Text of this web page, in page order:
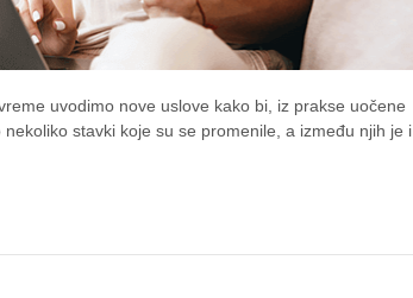
uvodimo nove uslove kako bi, iz prakse uočene
stavki koje su se promenile, a između njih je i